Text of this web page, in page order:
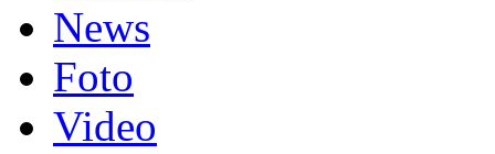
News
Foto
Video